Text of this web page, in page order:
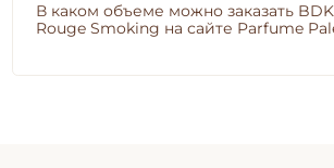
В каком объеме можно заказать
Rouge Smoking на сайте Parfume